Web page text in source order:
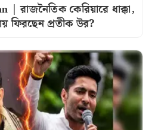
রাজনৈতিক কেরিয়ারে ধাক্কা,
ফিরছেন প্রতীক উর?